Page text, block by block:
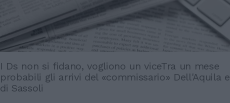
I Ds non si fidano, vogliono un viceTra un mese
probabili gli arrivi del «commissario» Dell'Aquila e
di Sassoli